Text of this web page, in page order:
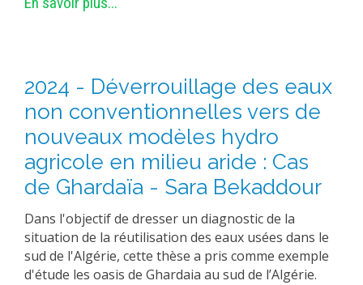
2024 - Déverrouillage des eaux
non conventionnelles vers de
nouveaux modèles hydro
agricole en milieu aride : Cas
de Ghardaïa - Sara Bekaddour
Dans l'objectif de dresser un diagnostic de la
situation de la réutilisation des eaux usées dans le
sud de l'Algérie, cette thèse a pris comme exemple
d'étude les oasis de Ghardaia au sud de l’Algérie.